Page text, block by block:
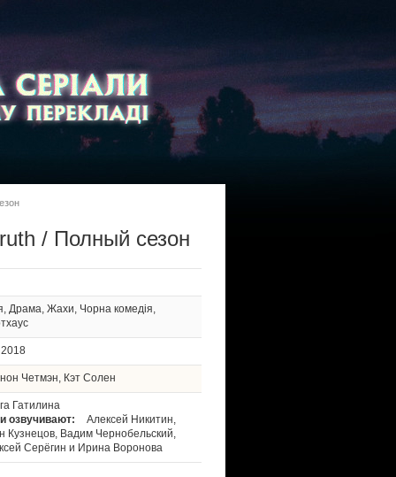
/ Полный сезон
Драма, Жахи, Чорна комедія,
2018
Четмэн, Кэт Солен
Гатилина
озвучивают:
Алексей Никитин,
Кузнецов, Вадим Чернобельский,
Серёгин и Ирина Воронова